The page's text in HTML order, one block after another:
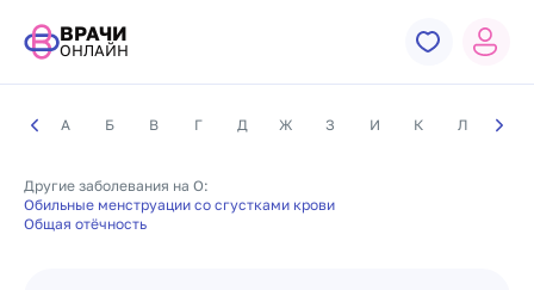
ВРАЧИ
ОНЛАЙН
А Б В Г Д Ж З И К Л М
Другие заболевания на О:
Обильные менструации со сгустками крови
Общая отёчность